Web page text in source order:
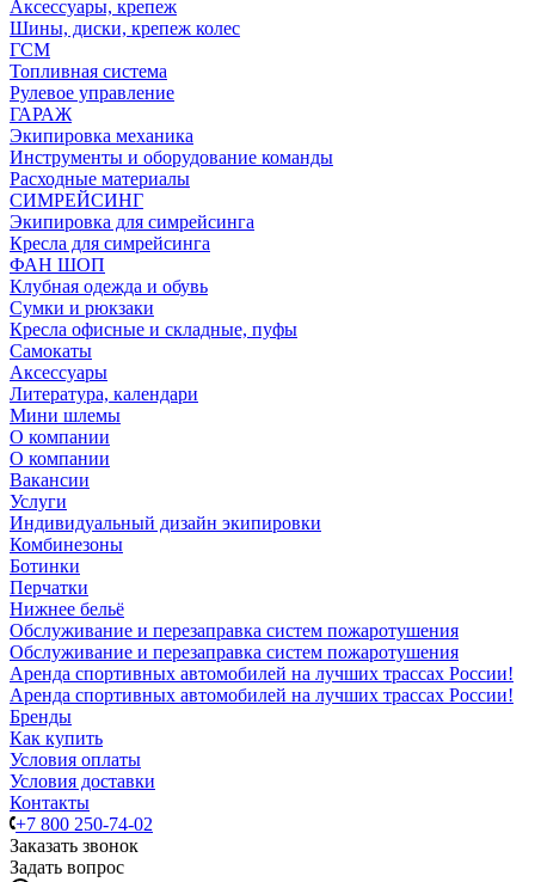
Аксессуары, крепеж
Шины, диски, крепеж колес
ГСМ
Топливная система
Рулевое управление
ГАРАЖ
Экипировка механика
Инструменты и оборудование команды
Расходные материалы
СИМРЕЙСИНГ
Экипировка для симрейсинга
Кресла для симрейсинга
ФАН ШОП
Клубная одежда и обувь
Сумки и рюкзаки
Кресла офисные и складные, пуфы
Самокаты
Аксессуары
Литература, календари
Мини шлемы
О компании
О компании
Вакансии
Услуги
Индивидуальный дизайн экипировки
Комбинезоны
Ботинки
Перчатки
Нижнее бельё
Обслуживание и перезаправка систем пожаротушения
Обслуживание и перезаправка систем пожаротушения
Аренда спортивных автомобилей на лучших трассах России!
Аренда спортивных автомобилей на лучших трассах России!
Бренды
Как купить
Условия оплаты
Условия доставки
Контакты
+7 800 250-74-02
Заказать звонок
Задать вопрос